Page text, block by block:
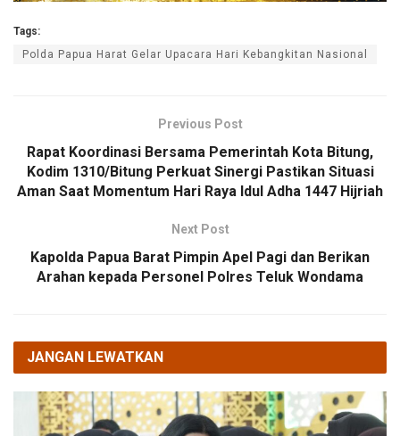
Tags:
Polda Papua Harat Gelar Upacara Hari Kebangkitan Nasional
Previous Post
Rapat Koordinasi Bersama Pemerintah Kota Bitung,
Kodim 1310/Bitung Perkuat Sinergi Pastikan Situasi
Aman Saat Momentum Hari Raya Idul Adha 1447 Hijriah
Next Post
Kapolda Papua Barat Pimpin Apel Pagi dan Berikan
Arahan kepada Personel Polres Teluk Wondama
JANGAN LEWATKAN